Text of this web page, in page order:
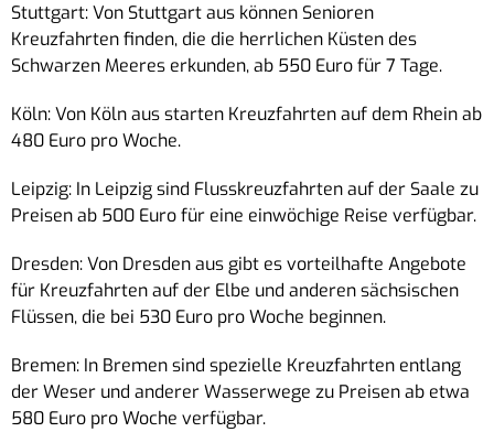
Stuttgart: Von Stuttgart aus können Senioren
Kreuzfahrten finden, die die herrlichen Küsten des
Schwarzen Meeres erkunden, ab 550 Euro für 7 Tage.
Köln: Von Köln aus starten Kreuzfahrten auf dem Rhein ab
480 Euro pro Woche.
Leipzig: In Leipzig sind Flusskreuzfahrten auf der Saale zu
Preisen ab 500 Euro für eine einwöchige Reise verfügbar.
Dresden: Von Dresden aus gibt es vorteilhafte Angebote
für Kreuzfahrten auf der Elbe und anderen sächsischen
Flüssen, die bei 530 Euro pro Woche beginnen.
Bremen: In Bremen sind spezielle Kreuzfahrten entlang
der Weser und anderer Wasserwege zu Preisen ab etwa
580 Euro pro Woche verfügbar.